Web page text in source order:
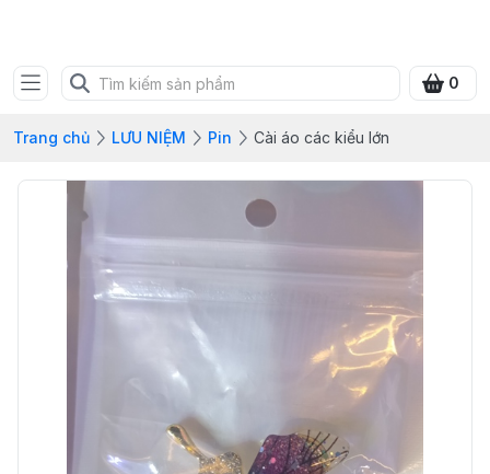
0
Trang chủ LƯU NIỆM Pin Cài áo các kiểu lớn